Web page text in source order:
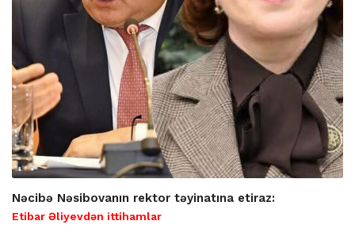
Nəcibə Nəsibovanın rektor təyinatına etiraz:
Etibar Əliyevdən ittihamlar